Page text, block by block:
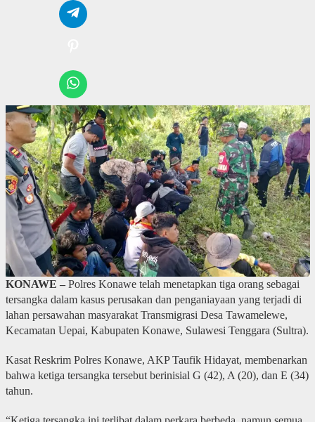
KONAWE –Polres Konawe telah menetapkan tiga orang sebagai
tersangka dalam kasus perusakan dan penganiayaan yang terjadi di
lahan persawahan masyarakat Transmigrasi Desa Tawamelewe,
Kecamatan Uepai, Kabupaten Konawe, Sulawesi Tenggara (Sultra).
Kasat Reskrim Polres Konawe, AKP Taufik Hidayat, membenarkan
bahwa ketiga tersangka tersebut berinisial G (42), A (20), dan E (34)
tahun.